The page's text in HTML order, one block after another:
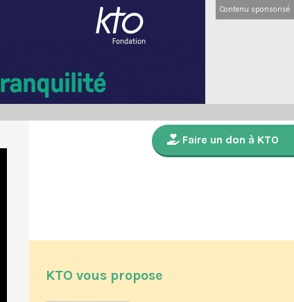
Contenu sponsorisé
Faire un don à KTO
KTO vous propose